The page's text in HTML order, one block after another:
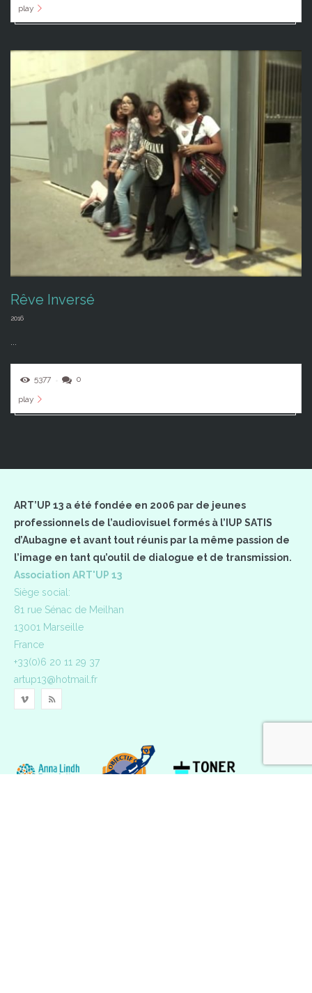
play
Rêve Inversé
2016
5377 0
play
ART’UP 13 a été fondée en 2006 par de jeunes
professionnels de l’audiovisuel formés à l’IUP SATIS
d’Aubagne et avant tout réunis par la même passion de
l’image en tant qu’outil de dialogue et de transmission.
Association ART'UP 13
Siège social:
81 rue Sénac de Meilhan
13001 Marseille
France
+33(0)6 20 11 29 37
artup13@hotmail.fr